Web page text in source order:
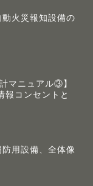
火災報知設備の
マニュアル③】
コンセントと
用設備、全体像